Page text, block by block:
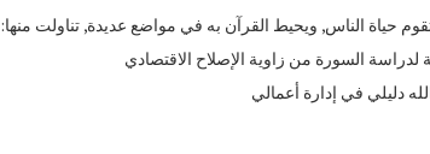
حياة الناس, ويحيط القرآن به في مواضع عديدة, تناولت منها: